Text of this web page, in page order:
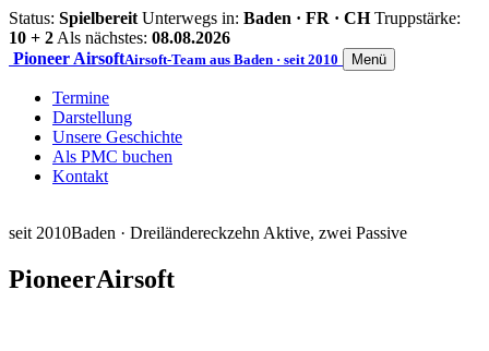
Status: Spielbereit Unterwegs in: Baden · FR · CH Truppstärke:
10 + 2 Als nächstes: 08.08.2026
Pioneer AirsoftAirsoft-Team aus Baden · seit 2010 Menü
Termine
Darstellung
Unsere Geschichte
Als PMC buchen
Kontakt
seit 2010Baden · Dreiländereckzehn Aktive, zwei Passive
PioneerAirsoft